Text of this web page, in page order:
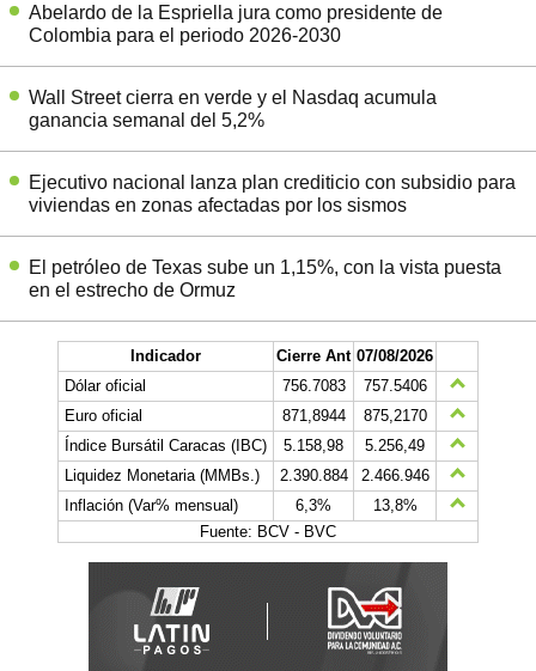
Abelardo de la Espriella jura como presidente de
Colombia para el periodo 2026-2030
Wall Street cierra en verde y el Nasdaq acumula
ganancia semanal del 5,2%
Ejecutivo nacional lanza plan crediticio con subsidio para
viviendas en zonas afectadas por los sismos
El petróleo de Texas sube un 1,15%, con la vista puesta
en el estrecho de Ormuz
Indicador Cierre Ant 07/08/2026
Dólar oficial
756.7083
757.5406
Euro oficial
871,8944
875,2170
Índice Bursátil Caracas (IBC)
5.158,98
5.256,49
Liquidez Monetaria (MMBs.)
2.390.884
2.466.946
Inflación (Var% mensual)
6,3%
13,8%
Fuente: BCV - BVC